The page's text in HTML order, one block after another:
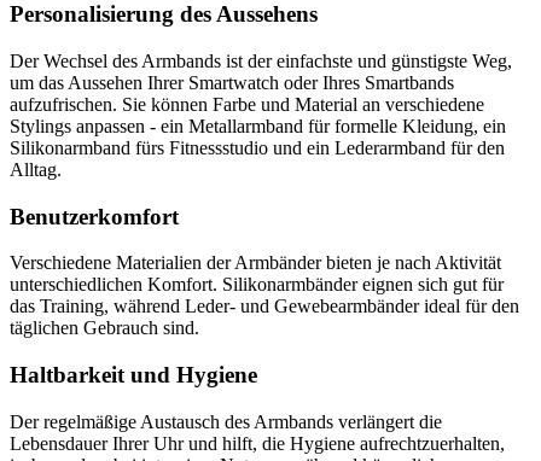
Personalisierung des Aussehens
Der Wechsel des Armbands ist der einfachste und günstigste Weg,
um das Aussehen Ihrer Smartwatch oder Ihres Smartbands
aufzufrischen. Sie können Farbe und Material an verschiedene
Stylings anpassen - ein Metallarmband für formelle Kleidung, ein
Silikonarmband fürs Fitnessstudio und ein Lederarmband für den
Alltag.
Benutzerkomfort
Verschiedene Materialien der Armbänder bieten je nach Aktivität
unterschiedlichen Komfort. Silikonarmbänder eignen sich gut für
das Training, während Leder- und Gewebearmbänder ideal für den
täglichen Gebrauch sind.
Haltbarkeit und Hygiene
Der regelmäßige Austausch des Armbands verlängert die
Lebensdauer Ihrer Uhr und hilft, die Hygiene aufrechtzuerhalten,